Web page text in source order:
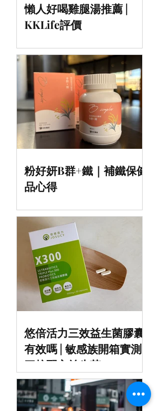
懶人好喝雞腿湯推薦 |
KKLife評價
粉好妍B群+鐵｜補鐵保健
品心得
悠倍活力三效益生菌膠囊
有效嗎 | 敏感族開箱實測
三校配方益生菌